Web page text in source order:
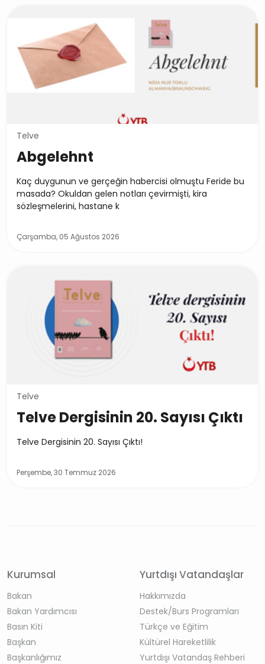
Telve
Abgelehnt
Kaç duygunun ve gerçeğin habercisi olmuştu Feride bu
masada? Okuldan gelen notları çevirmişti, kira
sözleşmelerini, hastane k
Çarşamba, 05 Ağustos 2026
Telve
Telve Dergisinin 20. Sayısı Çıktı
Telve Dergisinin 20. Sayısı Çıktı!
Perşembe, 30 Temmuz 2026
Kurumsal
Bakan
Bakan Yardımcısı
Basın Kiti
Başkan
Başkanlığımız
Yurtdışı Vatandaşlar
Hakkımızda
Destek/Burs Programları
Türkçe ve Eğitim
Kültürel Hareketlilik
Yurtdışı Vatandaş Rehberi